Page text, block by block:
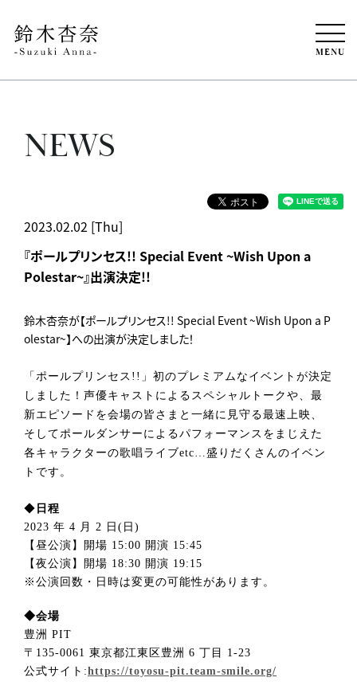
MENU
NEWS
2023.02.02 [Thu]
『ポールプリンセス!! Special Event ~Wish Upon a
Polestar~』出演決定!!
鈴木杏奈が【ポールプリンセス!! Special Event ~Wish Upon a P
olestar~】への出演が決定しました！
「ポールプリンセス!!」初のプレミアムなイベントが決定
しました！声優キャストによるスペシャルトークや、最
新エピソードを会場の皆さまと一緒に見守る最速上映、
そしてポールダンサーによるパフォーマンスをまじえた
各キャラクターの歌唱ライブetc…盛りだくさんのイベン
トです。
◆ 日程
2023 年 4 月 2 日(日)
【昼公演】開場 15:00 開演 15:45
【夜公演】開場 18:30 開演 19:15
※公演回数・日時は変更の可能性があります。
◆会場
豊洲 PIT
〒135-0061 東京都江東区豊洲 6 丁目 1-23
公式サイト:https://toyosu-pit.team-smile.org/